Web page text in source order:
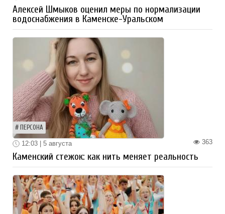
Алексей Шмыков оценил меры по нормализации
водоснабжения в Каменске-Уральском
ПЕРСОНА
363
12:03 | 5 августа
Каменский стежок: как нить меняет реальность